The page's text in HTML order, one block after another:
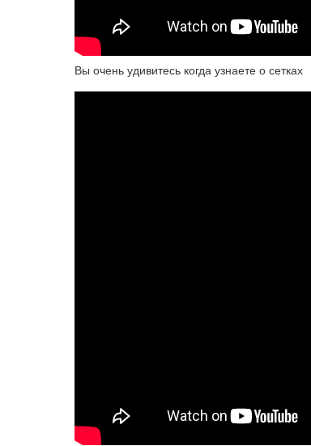
Вы очень удивитесь когда узнаете о сетках